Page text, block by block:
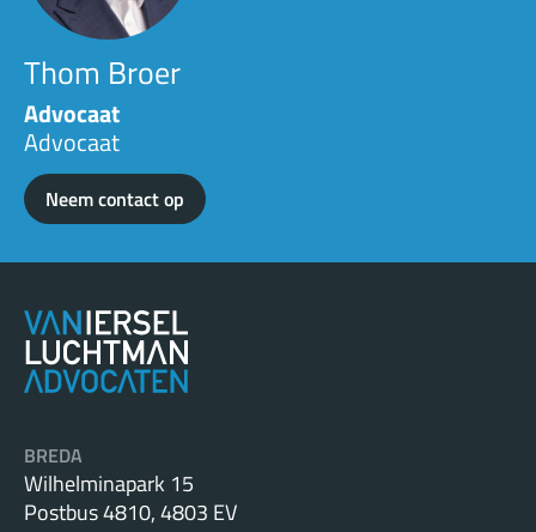
Thom Broer
Advocaat
Advocaat
Neem contact op
BREDA
Wilhelminapark 15
Postbus 4810, 4803 EV